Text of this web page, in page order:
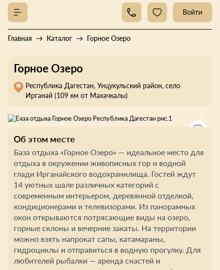
Войти
Главная Каталог Горное Озеро
Горное Озеро
Республика Дагестан, Унцукульский район, село
Ирганай (109 км от Махачкалы)
Об этом месте
База отдыха «Горное Озеро» — идеальное место для
отдыха в окружении живописных гор и водной
глади Ирганайского водохранилища. Гостей ждут
14 уютных шале различных категорий с
современным интерьером, деревянной отделкой,
кондиционерами и телевизорами. Из панорамных
окон открываются потрясающие виды на озеро,
горные склоны и вечерние закаты. На территории
можно взять напрокат сапы, катамараны,
гидроциклы и отправиться в водную прогулку. Для
любителей рыбалки — аренда снастей и